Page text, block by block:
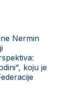
Nermin
koju je